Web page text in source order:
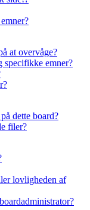
at overvåge?
specifikke emner?
dette board?
filer?
lovligheden af